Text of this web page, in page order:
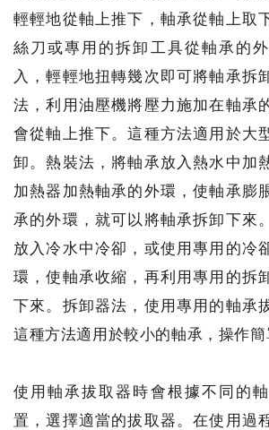
輕輕地從軸上推下，軸承從軸上取
絲刀或專用的拆卸工具從軸承的
入，輕輕地扭轉幾次即可將軸承拆
法，利用油壓機將壓力施加在軸承
會從軸上推下。這種方法適用於大
卸。熱裝法，將軸承放入熱水中加
加熱器加熱軸承的外環，使軸承膨
承的外環，就可以將軸承拆卸下來
放入冷水中冷卻，或使用專用的冷
環，使軸承收縮，再利用專用的拆
下來。拆卸器法，使用專用的軸承
這種方法適用於較小的軸承，操作簡
使用軸承拔取器時會根據不同的
置，選擇適當的拔取器。在使用過